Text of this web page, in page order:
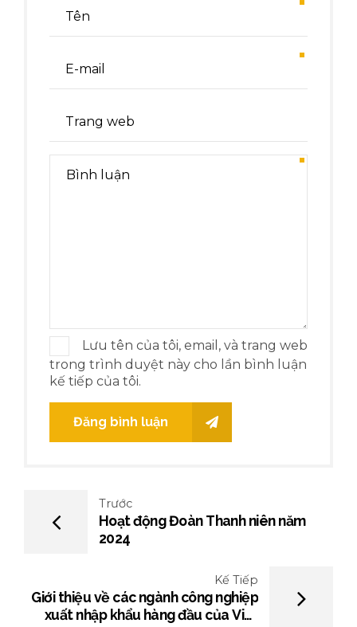
Lưu tên của tôi, email, và trang web
trong trình duyệt này cho lần bình luận
kế tiếp của tôi.
Đăng bình luận
Trước
Hoạt động Đoàn Thanh niên năm
2024
Kế Tiếp
Giới thiệu về các ngành công nghiệp
xuất nhập khẩu hàng đầu của Việt